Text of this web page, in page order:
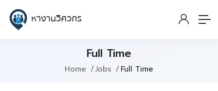
Full Time
Home Jobs Full Time